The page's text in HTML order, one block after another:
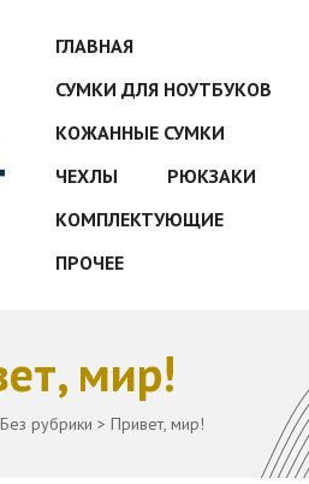
ГЛАВНАЯ
СУМКИ ДЛЯ НОУТБУКОВ
КОЖАННЫЕ СУМКИ
ЧЕХЛЫ
РЮКЗАКИ
КОМПЛЕКТУЮЩИЕ
ПРОЧЕЕ
Без рубрики > Привет, мир!
мир!